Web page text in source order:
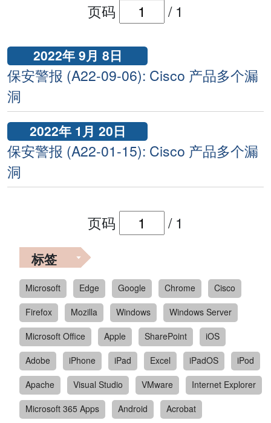
页码 / 1
2022年 9月 8日
保安警报 (A22-09-06): Cisco 产品多个漏
洞
2022年 1月 20日
保安警报 (A22-01-15): Cisco 产品多个漏
洞
页码 / 1
标签
Microsoft Edge Google Chrome
Cisco
Firefox
Mozilla Windows
Windows Server
Microsoft Office
Apple SharePoint
iOS
Adobe
iPhone iPad Excel iPadOS
iPod
Apache
Visual Studio VMware
Internet Explorer
Microsoft 365 Apps
Android
Acrobat